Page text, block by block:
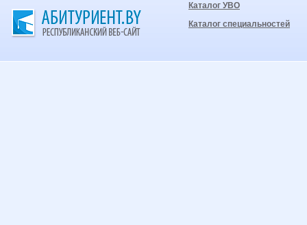
Каталог УВО
Каталог специальностей